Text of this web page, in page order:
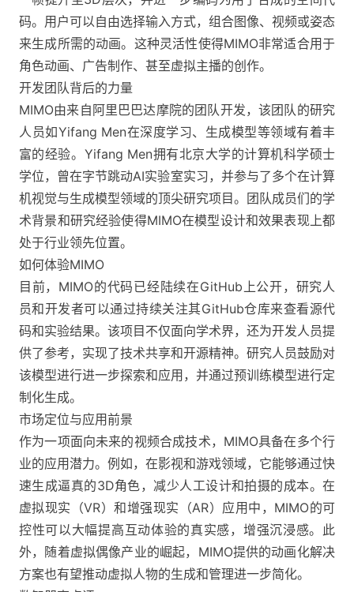
码。 用户可以自由选择输入方式，组合图像、视频或姿态
来生成所需的动画。这种灵活性使得MIMO非常适合用于
角色动画、广告制作、甚至虚拟主播的创作。
开发团队背后的力量
MIMO由来自阿里巴巴达摩院的团队开发，该团队的研究
人员如Yifang Men在深度学习、生成模型等领域有着丰
富的经验​。Yifang Men拥有北京大学的计算机科学硕士
学位，曾在字节跳动AI实验室实习，并参与了多个在计算
机视觉与生成模型领域的顶尖研究项目。团队成员们的学
术背景和研究经验使得MIMO在模型设计和效果表现上都
处于行业领先位置。
如何体验MIMO
目前，MIMO的代码已经陆续在GitHub上公开，研究人
员和开发者可以通过持续关注其GitHub仓库来查看源代
码和实验结果。 该项目不仅面向学术界，还为开发人员提
供了参考，实现了技术共享和开源精神。研究人员鼓励对
该模型进行进一步探索和应用，并通过预训练模型进行定
制化生成。
市场定位与应用前景
作为一项面向未来的视频合成技术，MIMO具备在多个行
业的应用潜力。例如，在影视和游戏领域，它能够通过快
速生成逼真的3D角色，减少人工设计和拍摄的成本。在
虚拟现实（VR）和增强现实（AR）应用中，MIMO的可
控性可以大幅提高互动体验的真实感，增强沉浸感。此
外，随着虚拟偶像产业的崛起，MIMO提供的动画化解决
方案也有望推动虚拟人物的生成和管理进一步简化​。